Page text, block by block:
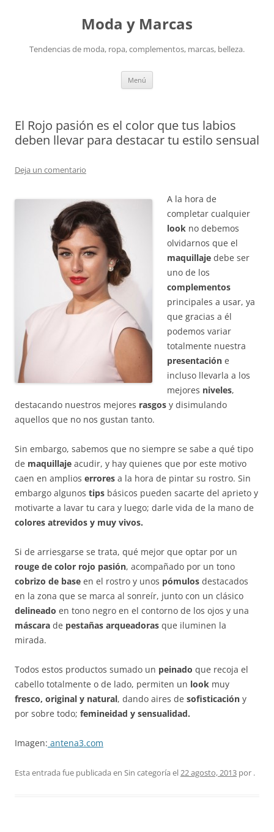
Moda y Marcas
Tendencias de moda, ropa, complementos, marcas, belleza.
Menú
El Rojo pasión es el color que tus labios
deben llevar para destacar tu estilo sensual
Deja un comentario
A la hora de
completar cualquier
look no debemos
olvidarnos que el
maquillaje debe ser
uno de los
complementos
principales a usar, ya
que gracias a él
podemos variar
totalmente nuestra
presentación e
incluso llevarla a los
mejores niveles,
destacando nuestros mejores rasgos y disimulando
aquellos que no nos gustan tanto.
Sin embargo, sabemos que no siempre se sabe a qué tipo
de maquillaje acudir, y hay quienes que por este motivo
caen en amplios errores a la hora de pintar su rostro. Sin
embargo algunos tips básicos pueden sacarte del aprieto y
motivarte a lavar tu cara y luego; darle vida de la mano de
colores atrevidos y muy vivos.
Si de arriesgarse se trata, qué mejor que optar por un
rouge de color rojo pasión, acompañado por un tono
cobrizo de base en el rostro y unos pómulos destacados
en la zona que se marca al sonreír, junto con un clásico
delineado en tono negro en el contorno de los ojos y una
máscara de pestañas arqueadoras que iluminen la
mirada.
Todos estos productos sumado un peinado que recoja el
cabello totalmente o de lado, permiten un look muy
fresco, original y natural, dando aires de sofisticación y
por sobre todo; femineidad y sensualidad.
Imagen: antena3.com
Esta entrada fue publicada en Sin categoría el22 agosto, 2013 por .